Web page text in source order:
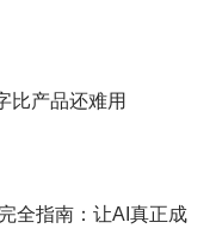
比产品还难用
全指南：让AI真正成